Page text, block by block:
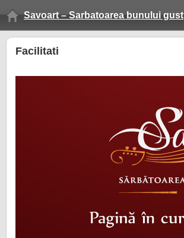
Savoart – Sarbatoarea bunului gust
Facilitati